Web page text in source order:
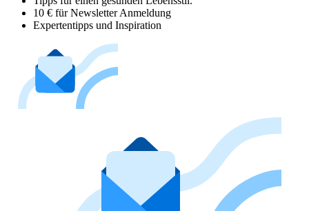
10 € für Newsletter Anmeldung
Expertentipps und Inspiration